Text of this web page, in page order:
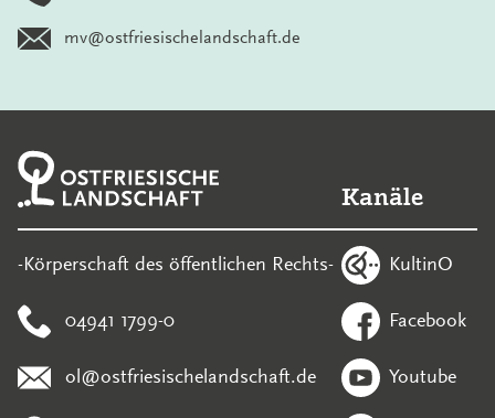
mv@ostfriesischelandschaft.de
-Körperschaft des öffentlichen Rechts-
04941 1799-0
ol@ostfriesischelandschaft.de
Kanäle
KultinO
Facebook
Youtube